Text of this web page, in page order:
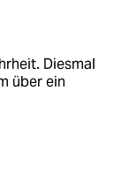
Diesmal
über ein